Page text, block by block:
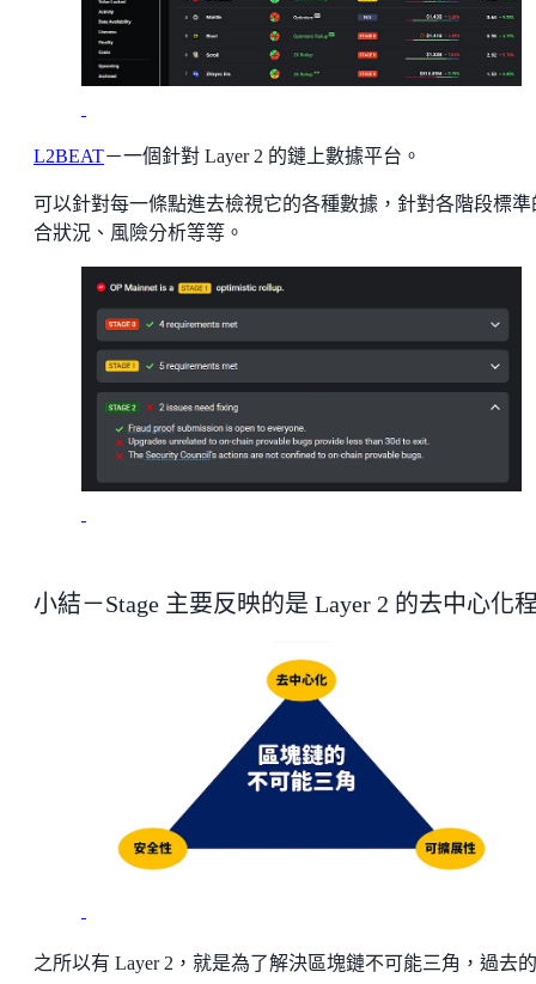
L2BEAT－一個針對 Layer 2 的鏈上數據平台。
可以針對每一條點進去檢視它的各種數據，針對各階段標準
合狀況、風險分析等等。
小結－Stage 主要反映的是 Layer 2 的去中心化
之所以有 Layer 2，就是為了解決區塊鏈不可能三角，過去